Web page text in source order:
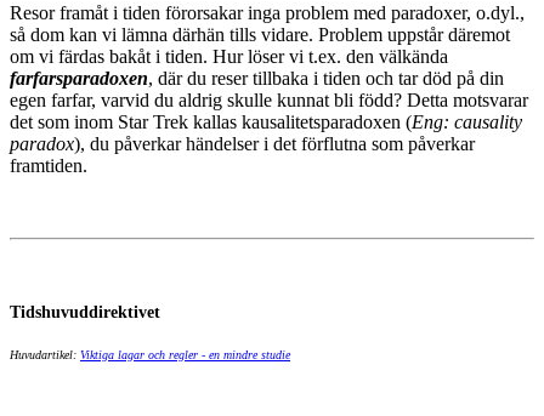
Resor framåt i tiden förorsakar inga problem med paradoxer, o.dyl.,
så dom kan vi lämna därhän tills vidare. Problem uppstår däremot
om vi färdas bakåt i tiden. Hur löser vi t.ex. den välkända
farfarsparadoxen, där du reser tillbaka i tiden och tar död på din
egen farfar, varvid du aldrig skulle kunnat bli född? Detta motsvarar
det som inom Star Trek kallas kausalitetsparadoxen (Eng: causality
paradox), du påverkar händelser i det förflutna som påverkar
framtiden.
Tidshuvuddirektivet
Huvudartikel: Viktiga lagar och regler - en mindre studie